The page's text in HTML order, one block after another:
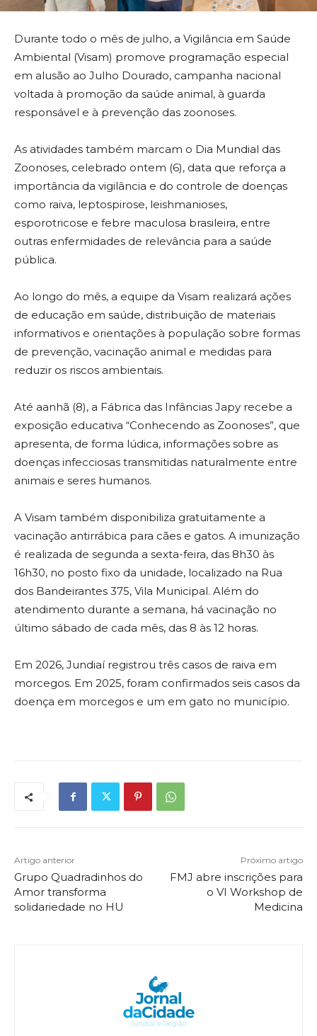
Durante todo o mês de julho, a Vigilância em Saúde
Ambiental (Visam) promove programação especial
em alusão ao Julho Dourado, campanha nacional
voltada à promoção da saúde animal, à guarda
responsável e à prevenção das zoonoses.
As atividades também marcam o Dia Mundial das
Zoonoses, celebrado ontem (6), data que reforça a
importância da vigilância e do controle de doenças
como raiva, leptospirose, leishmanioses,
esporotricose e febre maculosa brasileira, entre
outras enfermidades de relevância para a saúde
pública.
Ao longo do mês, a equipe da Visam realizará ações
de educação em saúde, distribuição de materiais
informativos e orientações à população sobre formas
de prevenção, vacinação animal e medidas para
reduzir os riscos ambientais.
Até aanhã (8), a Fábrica das Infâncias Japy recebe a
exposição educativa “Conhecendo as Zoonoses”, que
apresenta, de forma lúdica, informações sobre as
doenças infecciosas transmitidas naturalmente entre
animais e seres humanos.
A Visam também disponibiliza gratuitamente a
vacinação antirrábica para cães e gatos. A imunização
é realizada de segunda a sexta-feira, das 8h30 às
16h30, no posto fixo da unidade, localizado na Rua
dos Bandeirantes 375, Vila Municipal. Além do
atendimento durante a semana, há vacinação no
último sábado de cada mês, das 8 às 12 horas.
Em 2026, Jundiaí registrou três casos de raiva em
morcegos. Em 2025, foram confirmados seis casos da
doença em morcegos e um em gato no município.
Artigo anterior
Grupo Quadradinhos do
Amor transforma
solidariedade no HU
Próximo artigo
FMJ abre inscrições para
o VI Workshop de
Medicina